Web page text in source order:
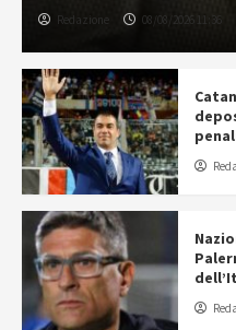
Redazione 08/08/2026 11:36